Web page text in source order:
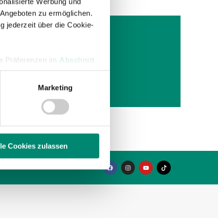
zu ermöglichen.
jederzeit über die Cookie-
Präferenzen im Abschnitt
anbieten zu können
Verwendung unserer
Marketing
Cookies zulassen